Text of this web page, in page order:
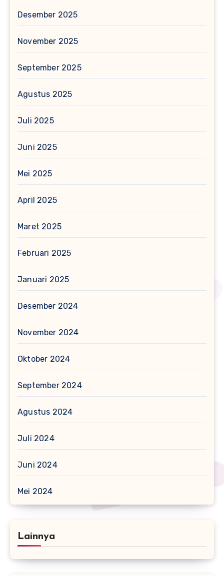
Desember 2025
November 2025
September 2025
Agustus 2025
Juli 2025
Juni 2025
Mei 2025
April 2025
Maret 2025
Februari 2025
Januari 2025
Desember 2024
November 2024
Oktober 2024
September 2024
Agustus 2024
Juli 2024
Juni 2024
Mei 2024
Lainnya